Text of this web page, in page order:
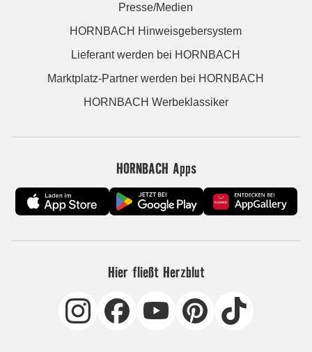
Presse/Medien
HORNBACH Hinweisgebersystem
Lieferant werden bei HORNBACH
Marktplatz-Partner werden bei HORNBACH
HORNBACH Werbeklassiker
HORNBACH Apps
Hier fließt Herzblut